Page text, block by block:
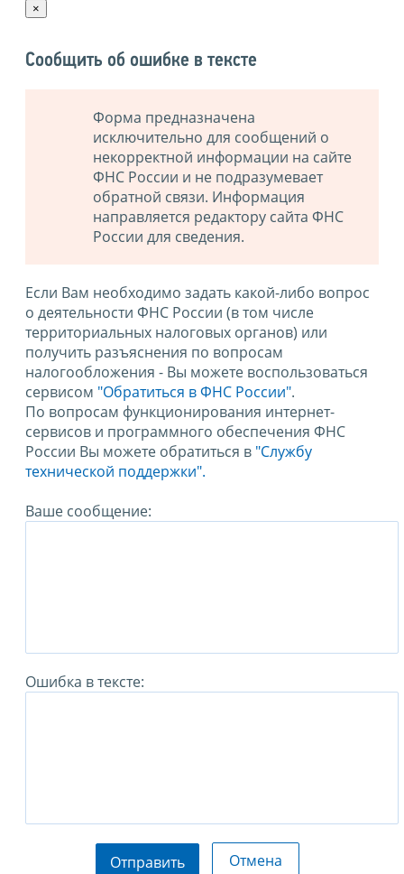
×
Сообщить об ошибке в тексте
Форма предназначена
исключительно для сообщений о
некорректной информации на сайте
ФНС России и не подразумевает
обратной связи. Информация
направляется редактору сайта ФНС
России для сведения.
Если Вам необходимо задать какой-либо вопрос
о деятельности ФНС России (в том числе
территориальных налоговых органов) или
получить разъяснения по вопросам
налогообложения - Вы можете воспользоваться
сервисом "Обратиться в ФНС России".
По вопросам функционирования интернет-
сервисов и программного обеспечения ФНС
России Вы можете обратиться в "Службу
технической поддержки".
Ваше сообщение:
Ошибка в тексте:
Отправить Отмена